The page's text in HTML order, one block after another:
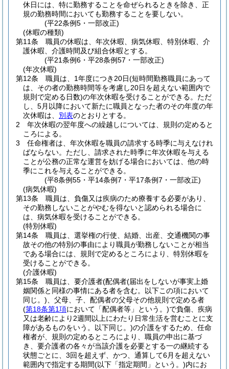
休日には、特に勤務することを命ぜられるときを除き、正
規の勤務時間においても勤務することを要しない。
(平22条例5・一部改正)
(休暇の種類)
第11条
職員の休暇は、年次休暇、病気休暇、特別休暇、介
護休暇、介護時間及び組合休暇とする。
(平21条例6・平28条例57・一部改正)
(年次休暇)
第12条
職員は、1年度につき20日(短時間勤務職員にあって
は、その者の勤務時間等を考慮し20日を超えない範囲内で
規則で定める日数)の年次休暇を受けることができる。 ただ
し、5月以降において新たに職員となった者のその年度の年
次休暇は、 別表のとおりとする。
2
年次休暇の翌年度への繰越しについては、規則の定めると
ころによる。
3
任命権者は、年次休暇を職員の請求する時季に与えなけれ
ばならない。 ただし、請求された時季に年次休暇を与える
ことが公務の正常な運営を妨げる場合においては、他の時
季にこれを与えることができる。
(平8条例55・平14条例7・平17条例7・一部改正)
(病気休暇)
第13条
職員は、負傷又は疾病のため療養する必要があり、
その勤務しないことがやむを得ないと認められる場合に
は、病気休暇を受けることができる。
(特別休暇)
第14条
職員は、選挙権の行使、結婚、出産、交通機関の事
故その他の特別の事由により職員が勤務しないことが相当
である場合には、規則で定めるところにより、特別休暇を
受けることができる。
(介護休暇)
第15条
職員は、要介護者(配偶者(届出をしないが事実上婚
姻関係と同様の事情にある者を含む。以下この項において
同じ。) 、父母、子、配偶者の父母その他規則で定める者
(第18条第1項において「配偶者等」という。)で負傷、疾病
又は老齢により2週間以上にわたり日常生活を営むことに支
障があるものをいう。以下同じ。)の介護をするため、任命
権者が、規則の定めるところにより、職員の申出に基づ
き、要介護者の各々が当該介護を必要とする一の継続する
状態ごとに、3回を超えず、かつ、通算して6月を超えない
範囲内で指定する期間(以下「指定期間」という。)内にお